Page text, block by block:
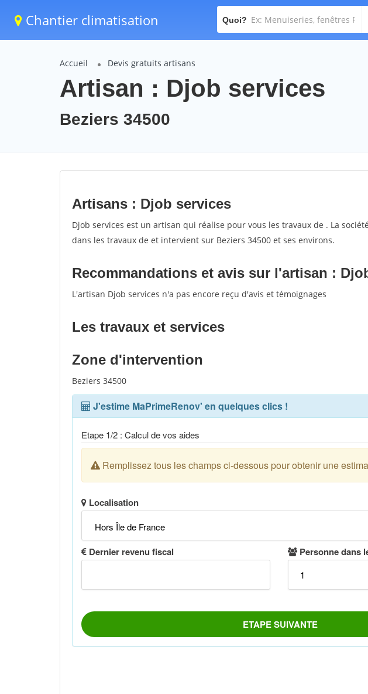
Chantier climatisation Quoi?
Accueil Devis gratuits artisans
Artisan : Djob services
Beziers 34500
Artisans : Djob services
Djob services est un artisan qui réalise pour vous les travaux de . La
dans les travaux de et intervient sur Beziers 34500 et ses environs.
Recommandations et avis sur l'artisan :
L'artisan Djob services n'a pas encore reçu d'avis et témoignages
Les travaux et services
Zone d'intervention
Beziers 34500